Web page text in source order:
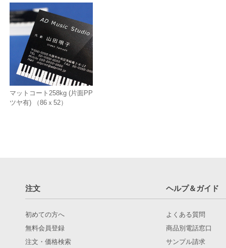
マットコート258kg (片面PP
ツヤ有) （86ｘ52）
注文 ヘルプ＆ガイド
初めての方へ
無料会員登録
注文・価格検索
よくある質問
商品別電話窓口
サンプル請求